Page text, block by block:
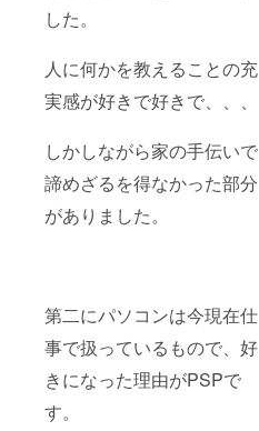
した。
人に何かを教えることの充
実感が好きで好きで、、、
しかしながら家の手伝いで
諦めざるを得なかった部分
がありました。
第二にパソコンは今現在仕
事で扱っているもので、好
きになった理由がPSPで
す。